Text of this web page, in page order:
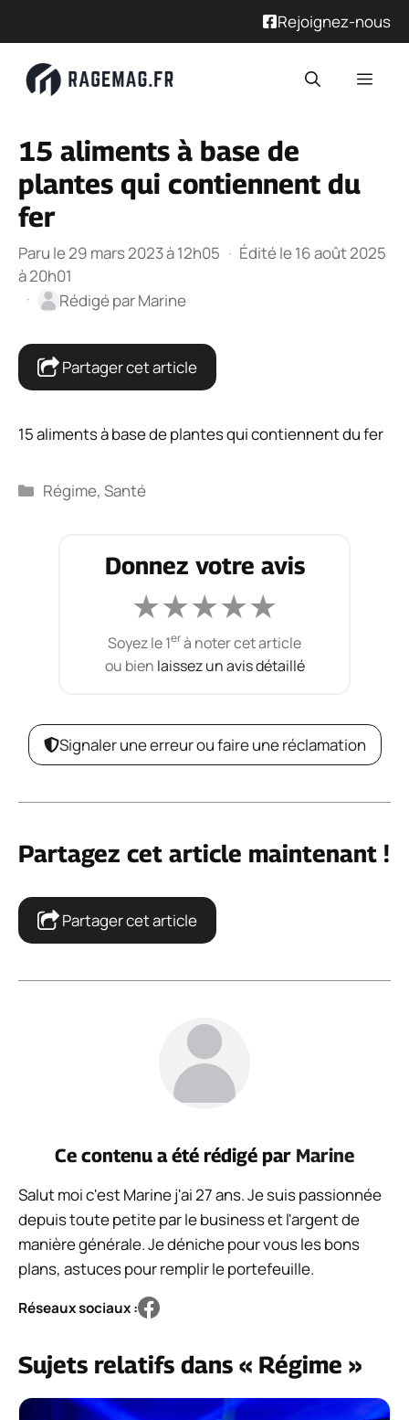
Rejoignez-nous
15 aliments à base de
plantes qui contiennent du
fer
Paru le 29 mars 2023 à 12h05 · Édité le 16 août 2025
à 20h01
·
Rédigé parMarine
Partager cet article
15 aliments à base de plantes qui contiennent du fer
Catégories
Régime,Santé
Donnez votre avis
★★★★★
Soyez le 1erà noter cet article
ou bien laissez un avis détaillé
Signaler une erreur ou faire une réclamation
Partagez cet article maintenant !
Partager cet article
Ce contenu a été rédigé par Marine
Salut moi c'est Marine j'ai 27 ans. Je suis passionnée
depuis toute petite par le business et l'argent de
manière générale. Je déniche pour vous les bons
plans, astuces pour remplir le portefeuille.
Réseaux sociaux :
Sujets relatifs dans « Régime »